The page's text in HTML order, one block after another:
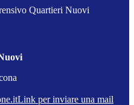
Quartieri Nuovi
Link per inviare una mail